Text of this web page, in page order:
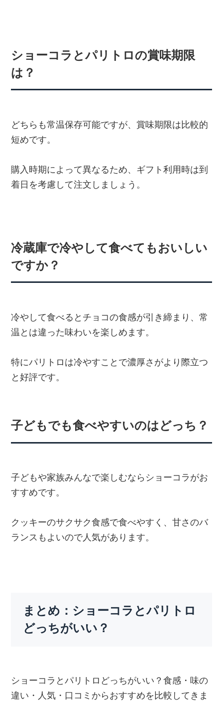
ショーコラとパリトロの賞味期限
は？
どちらも常温保存可能ですが、賞味期限は比較的
短めです。
購入時期によって異なるため、ギフト利用時は到
着日を考慮して注文しましょう。
冷蔵庫で冷やして食べてもおいしい
ですか？
冷やして食べるとチョコの食感が引き締まり、常
温とは違った味わいを楽しめます。
特にパリトロは冷やすことで濃厚さがより際立つ
と好評です。
子どもでも食べやすいのはどっち？
子どもや家族みんなで楽しむならショーコラがお
すすめです。
クッキーのサクサク食感で食べやすく、甘さのバ
ランスもよいので人気があります。
まとめ：ショーコラとパリトロ
どっちがいい？
ショーコラとパリトロどっちがいい？食感・味の
違い・人気・口コミからおすすめを比較してきま